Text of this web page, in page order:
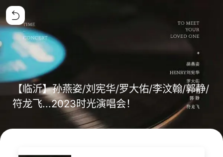
【临沂】孙燕姿/刘宪华/罗大佑/李汶翰/郭静/
符龙飞...2023时光演唱会！